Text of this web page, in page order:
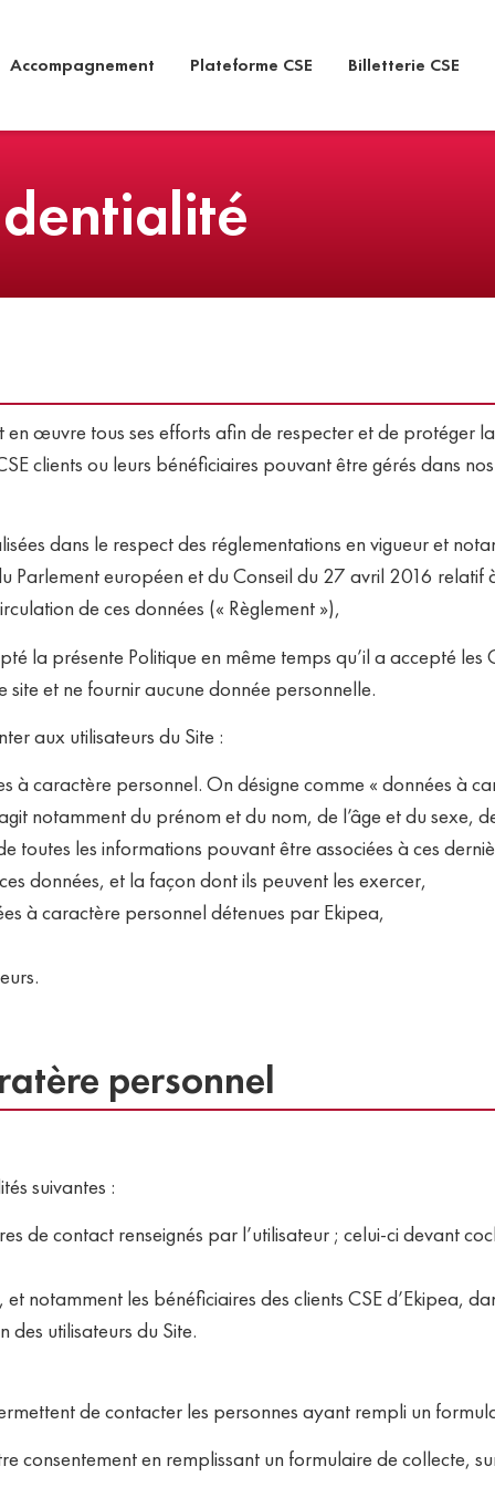
Accompagnement Plateforme CSE Billetterie CSE
œuvre tous ses efforts afin de respecter et de protéger
clients ou leurs bénéficiaires pouvant être gérés dans
dans le respect des réglementations en vigueur et
européen et du Conseil du 27 avril 2016 relatif
de ces données (« Règlement »),
la présente Politique en même temps qu’il a accepté les
site et ne fournir aucune donnée personnelle.
aux utilisateurs du Site :
à caractère personnel. On désigne comme « données à
notamment du prénom et du nom, de l’âge et du
toutes les informations pouvant être associées à ces
données, et la façon dont ils peuvent les exercer,
à caractère personnel détenues par Ekipea,
personnel
suivantes :
de contact renseignés par l’utilisateur ; celui-ci devant
notamment les bénéficiaires des clients CSE d’Ekipea,
des utilisateurs du Site.
de contacter les personnes ayant rempli un
consentement en remplissant un formulaire de collecte,